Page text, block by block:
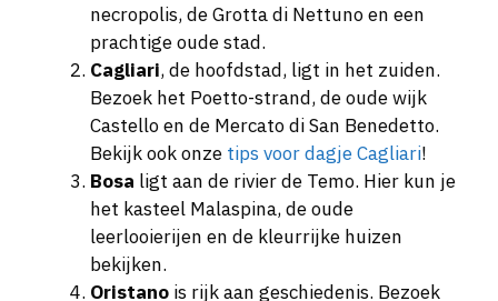
necropolis, de Grotta di Nettuno en een
prachtige oude stad.
Cagliari, de hoofdstad, ligt in het zuiden.
Bezoek het Poetto-strand, de oude wijk
Castello en de Mercato di San Benedetto.
Bekijk ook onze tips voor dagje Cagliari!
Bosa ligt aan de rivier de Temo. Hier kun je
het kasteel Malaspina, de oude
leerlooierijen en de kleurrijke huizen
bekijken.
Oristano is rijk aan geschiedenis. Bezoek